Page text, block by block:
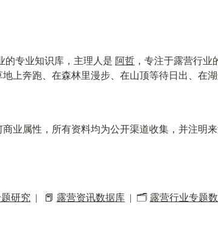
专业知识库，主理人是 阿哲 ，专注于露营行业
上奔跑、在森林里漫步、在山顶等待日出、在
业属性，所有资料均为公开渠道收集，并注明
研究
  |   📕
露营资讯数据库
  |  🗂️
露营行业专题